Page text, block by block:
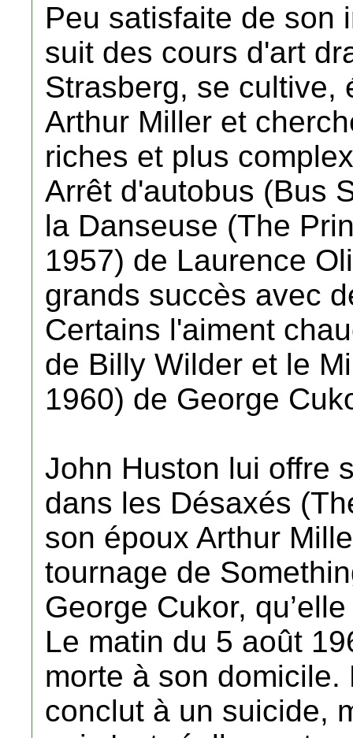
Peu satisfaite de son
suit des cours d'art
Strasberg, se cultive,
Arthur Miller et
riches et plus
Arrêt d'autobus (Bus
la Danseuse (The
1957) de Laurence
grands succès avec
Certains l'aiment
de Billy Wilder et le
1960) de George
John Huston lui offre
dans les Désaxés
son époux Arthur
tournage de
George Cukor,
Le matin du 5 août
morte à son
conclut à un suicide,